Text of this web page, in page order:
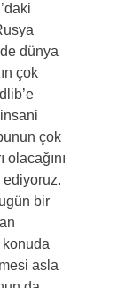
dünya
çok
çok
bir
konuda
asla